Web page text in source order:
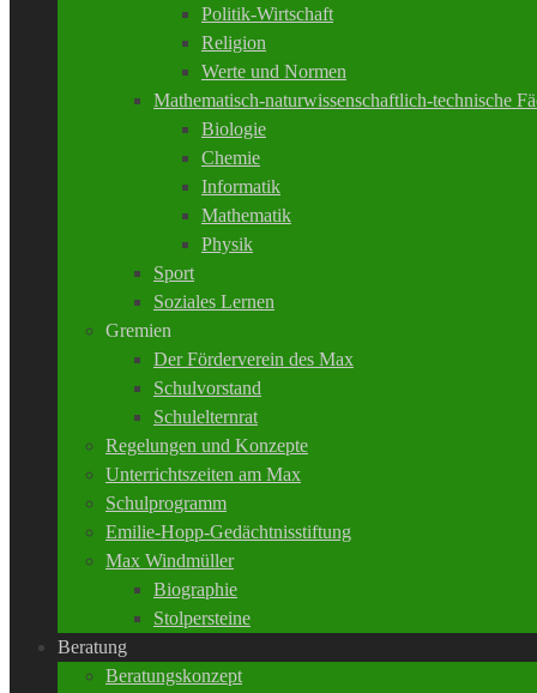
Politik-Wirtschaft
Religion
Werte und Normen
Mathematisch-naturwissenschaftlich-technische
Biologie
Chemie
Informatik
Mathematik
Physik
Sport
Soziales Lernen
Gremien
Der Förderverein des Max
Schulvorstand
Schulelternrat
Regelungen und Konzepte
Unterrichtszeiten am Max
Schulprogramm
Emilie-Hopp-Gedächtnisstiftung
Max Windmüller
Biographie
Stolpersteine
Beratung
Beratungskonzept